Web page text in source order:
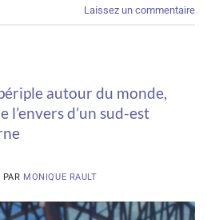
Laissez un commentaire
autour du monde,
d’un sud-est
PAR MONIQUE RAULT